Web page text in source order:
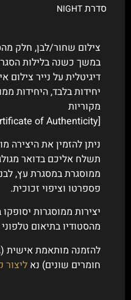
סדרתNIGHT
צילום שחור/לבן, חלק
במשך כשנה בלילות
יחידות בלבד, היחידות
מקוריות
[Certificate of Authenticity].
ניתן להזמין את היצירה
תשלח אליכם בדואר
ממוסגרת במסגרת עץ,
פספרטו וציפוי זכוכית.
יצירות ממוסגרות
מהסטודיו בתיאום
להזמנה מותאמת אישית
חומרים שונים) נא